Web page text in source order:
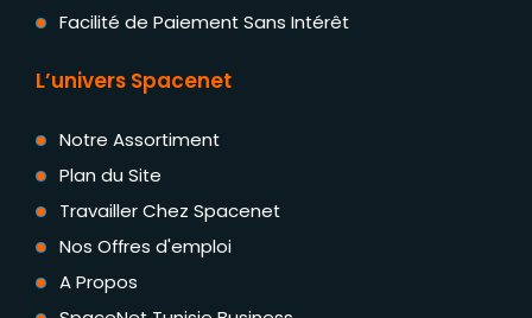
Facilité de Paiement Sans Intérêt
L’univers Spacenet
Notre Assortiment
Plan du Site
Travailler Chez Spacenet
Nos Offres d'emploi
A Propos